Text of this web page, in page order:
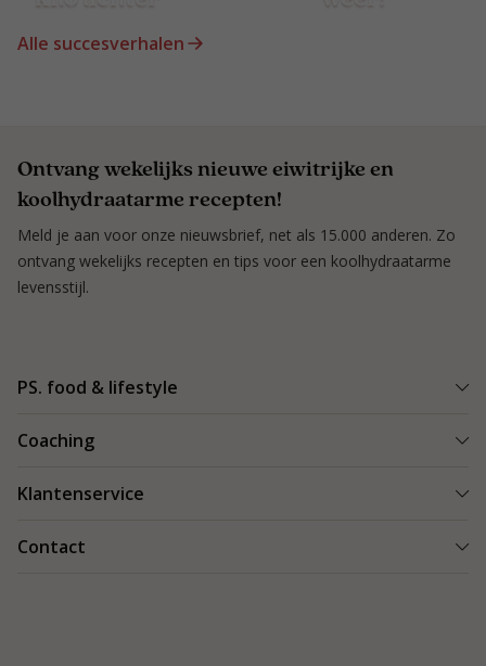
Alle succesverhalen
Ontvang wekelijks nieuwe eiwitrijke en
koolhydraatarme recepten!
Meld je aan voor onze nieuwsbrief, net als 15.000 anderen. Zo
ontvang wekelijks recepten en tips voor een koolhydraatarme
levensstijl.
PS. food & lifestyle
Re-boost pakket
Coaching
Blog & Tips
Klantenservice
Contact